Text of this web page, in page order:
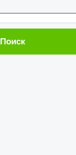
Поиск